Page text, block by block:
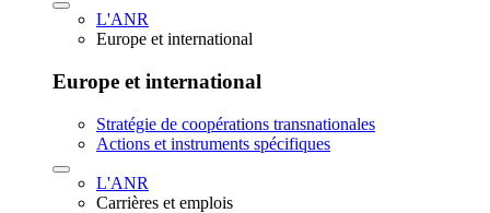
L'ANR
Europe et international
Europe et international
Stratégie de coopérations transnationales
Actions et instruments spécifiques
L'ANR
Carrières et emplois